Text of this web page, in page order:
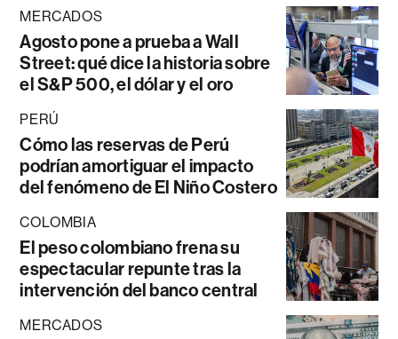
MERCADOS
Agosto pone a prueba a Wall
Street: qué dice la historia sobre
el S&P 500, el dólar y el oro
PERÚ
Cómo las reservas de Perú
podrían amortiguar el impacto
del fenómeno de El Niño Costero
COLOMBIA
El peso colombiano frena su
espectacular repunte tras la
intervención del banco central
MERCADOS